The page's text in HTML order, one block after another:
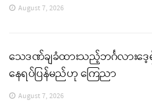
August 7, 2026
သေဒဏ်ချခံထားသည့်ဘင်္ဂလားဒေ့
နေရပ်ပြန်မည်ဟု ကြေညာ
August 7, 2026